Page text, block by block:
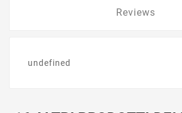
Reviews
undefined